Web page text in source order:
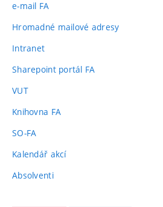
e-mail FA
Hromadné mailové adresy
Intranet
Sharepoint portál FA
VUT(externí
Knihovna FA
SO-FA
Kalendář akcí
Absolventi(externí